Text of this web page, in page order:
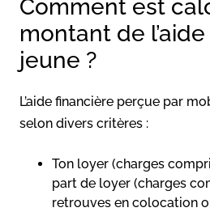
Comment est
montant de
jeune ?
L’aide financière perçue par
selon divers critères :
Ton loyer (charges
part de loyer (charges
retrouves en colocation